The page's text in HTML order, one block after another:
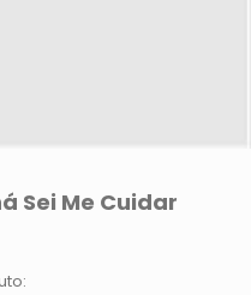
Sei Me Cuidar